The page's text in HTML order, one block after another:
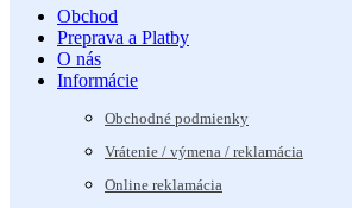
Obchod
Preprava a Platby
O nás
Informácie
Obchodné podmienky
Vrátenie / výmena / reklamácia
Online reklamácia